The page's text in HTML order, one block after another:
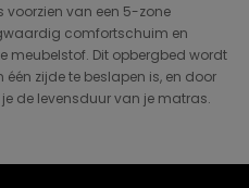
voorzien van een 5-zone
comfortschuim en
meubelstof. Dit opbergbed wordt
zijde te beslapen is, en door
de levensduur van je matras.